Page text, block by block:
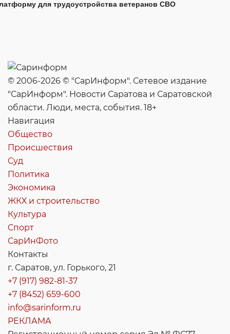
для трудоустройства ветеранов СВО
© 2006-2026 © "СарИнформ". Сетевое издание
"СарИнформ". Новости Саратова и Саратовской
области. Люди, места, события. 18+
Навигация
Общество
Происшествия
Суд
Политика
Экономика
ЖКХ и строительство
Культура
Спорт
СарИнФото
Контакты
г. Саратов, ул. Горького, 21
+7 (917) 982-81-37
+7 (8452) 659-600
info@sarinform.ru
РЕКЛАМА